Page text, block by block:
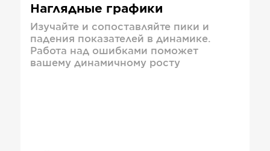
Наглядные графики
Изучайте и сопоставляйте пики и
падения показателей в динамике.
Работа над ошибками поможет
вашему динамичному росту